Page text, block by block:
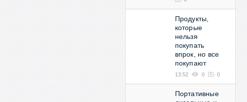
Продукты,
которые
нельзя
покупать
впрок, но все
покупают
13:52 0 0
Портативные